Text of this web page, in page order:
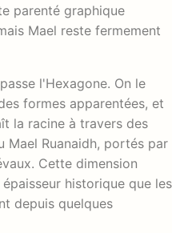
parenté graphique
Mael reste fermement
l'Hexagone. On le
formes apparentées, et
la racine à travers des
Mael Ruanaidh, portés par
Cette dimension
historique que les
depuis quelques